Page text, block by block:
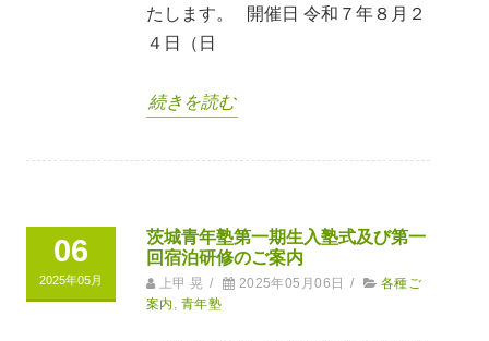
たします。 開催日 令和７年８月２
４日（日
続きを読む
06
2025年05月
茨城青年塾第一期生入塾式及び第一
回宿泊研修のご案内
上甲 晃 / 2025年05月06日 /
各種ご
案内
青年塾